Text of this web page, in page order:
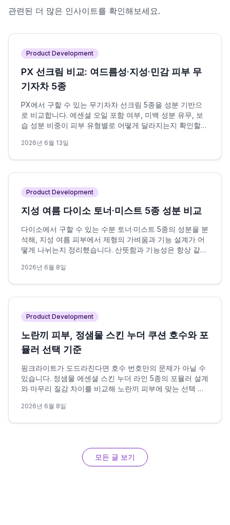
관련된 더 많은 인사이트를 확인해보세요.
Product Development
PX 선크림 비교: 여드름성·지성·민감 피부 무
기자차 5종
PX에서 구할 수 있는 무기자차 선크림 5종을 성분 기반으
로 비교합니다. 에센셜 오일 포함 여부, 미백 성분 유무, 보
습 성분 비중이 피부 유형별로 어떻게 달라지는지 확인할
2026년 6월 13일
Product Development
지성 여름 다이소 토너·미스트 5종 성분 비교
다이소에서 구할 수 있는 수분 토너·미스트 5종의 성분을 분
석해, 지성 여름 피부에서 제형의 가벼움과 기능 설계가 어
떻게 나뉘는지 정리했습니다. 산뜻함과 기능성은 항상 같은
다.
2026년 6월 8일
Product Development
노란끼 피부, 정샘물 스킨 누더 쿠션 호수와 포
뮬러 선택 기준
핑크라이트가 도드라진다면 호수 번호만의 문제가 아닐 수
있습니다. 정샘물 에센셜 스킨 누더 라인 5종의 포뮬러 설계
와 마무리 질감 차이를 비교해 노란끼 피부에 맞는 선택 조
2026년 6월 8일
모든 글 보기